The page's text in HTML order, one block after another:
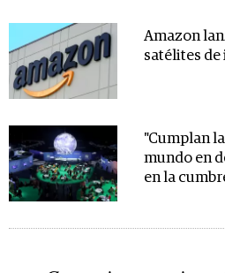
Amazon
satélites
"Cumplan
mundo en
en la